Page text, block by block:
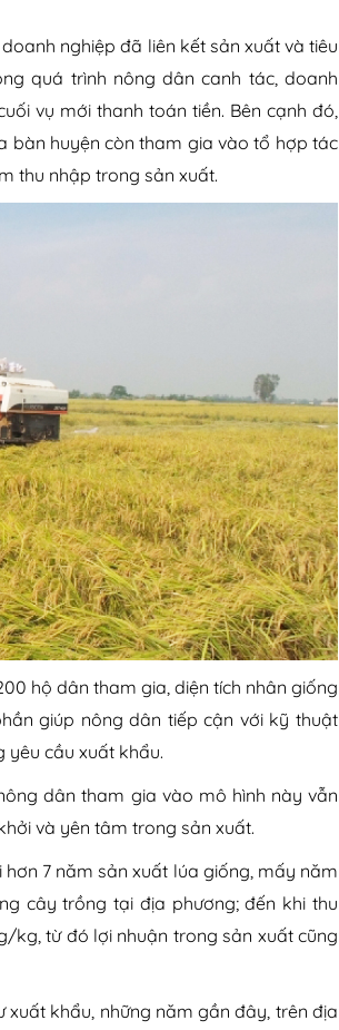
nghiệp đã liên kết sản xuất và tiêu
quá trình nông dân canh tác, doanh
vụ mới thanh toán tiền. Bên cạnh đó,
bàn huyện còn tham gia vào tổ hợp tác
thu nhập trong sản xuất.
hộ dân tham gia, diện tích nhân giống
giúp nông dân tiếp cận với kỹ thuật
yêu cầu xuất khẩu.
dân tham gia vào mô hình này vẫn
và yên tâm trong sản xuất.
hơn 7 năm sản xuất lúa giống, mấy năm
cây trồng tại địa phương; đến khi thu
kg, từ đó lợi nhuận trong sản xuất cũng
khẩu, những năm gần đây, trên địa